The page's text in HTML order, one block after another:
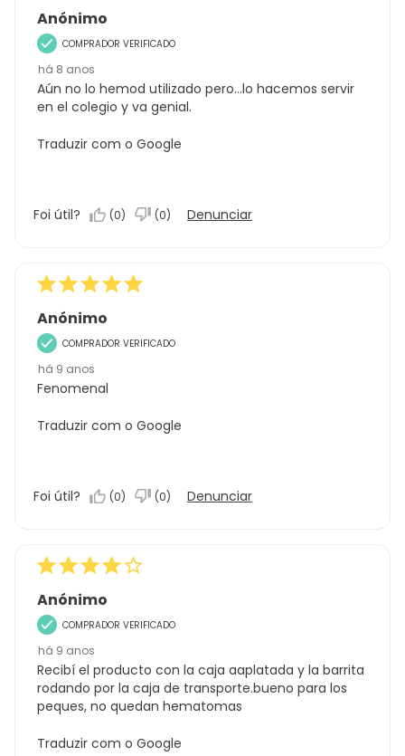
Anónimo
COMPRADOR VERIFICADO
há 8 anos
Aún no lo hemod utilizado pero...lo hacemos servir
en el colegio y va genial.
Traduzir com o Google
Foi útil? (0) (0) Denunciar
Anónimo
COMPRADOR VERIFICADO
há 9 anos
Fenomenal
Traduzir com o Google
Foi útil? (0) (0) Denunciar
Anónimo
COMPRADOR VERIFICADO
há 9 anos
Recibí el producto con la caja aaplatada y la barrita
rodando por la caja de transporte.bueno para los
peques, no quedan hematomas
Traduzir com o Google